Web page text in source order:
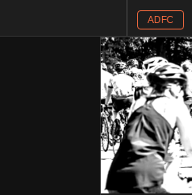
ADFC